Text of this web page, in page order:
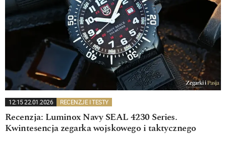
12:15 22.01.2026 RECENZJE I TESTY
Recenzja: Luminox Navy SEAL 4230 Series.
Kwintesencja zegarka wojskowego i taktycznego